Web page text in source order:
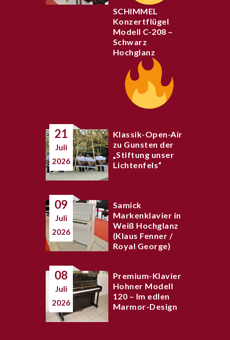
SCHIMMEL
Konzertflügel
Modell C-208 –
Schwarz
Hochglanz
21
Juli
2026
Klassik-Open-Air
zu Gunsten der
„Stiftung unser
Lichtenfels“
09
Juli
2026
Samick
Markenklavier in
Weiß Hochglanz
(Klaus Fenner /
Royal George)
08
Juli
2026
Premium-Klavier
Hohner Modell
120 – Im edlen
Marmor-Design